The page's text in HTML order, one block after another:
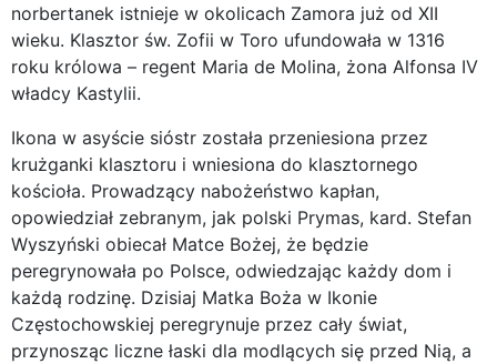
norbertanek istnieje w okolicach Zamora już od XII
wieku. Klasztor św. Zofii w Toro ufundowała w 1316
roku królowa – regent Maria de Molina, żona Alfonsa IV
władcy Kastylii.
Ikona w asyście sióstr została przeniesiona przez
krużganki klasztoru i wniesiona do klasztornego
kościoła. Prowadzący nabożeństwo kapłan,
opowiedział zebranym, jak polski Prymas, kard. Stefan
Wyszyński obiecał Matce Bożej, że będzie
peregrynowała po Polsce, odwiedzając każdy dom i
każdą rodzinę. Dzisiaj Matka Boża w Ikonie
Częstochowskiej peregrynuje przez cały świat,
przynosząc liczne łaski dla modlących się przed Nią, a